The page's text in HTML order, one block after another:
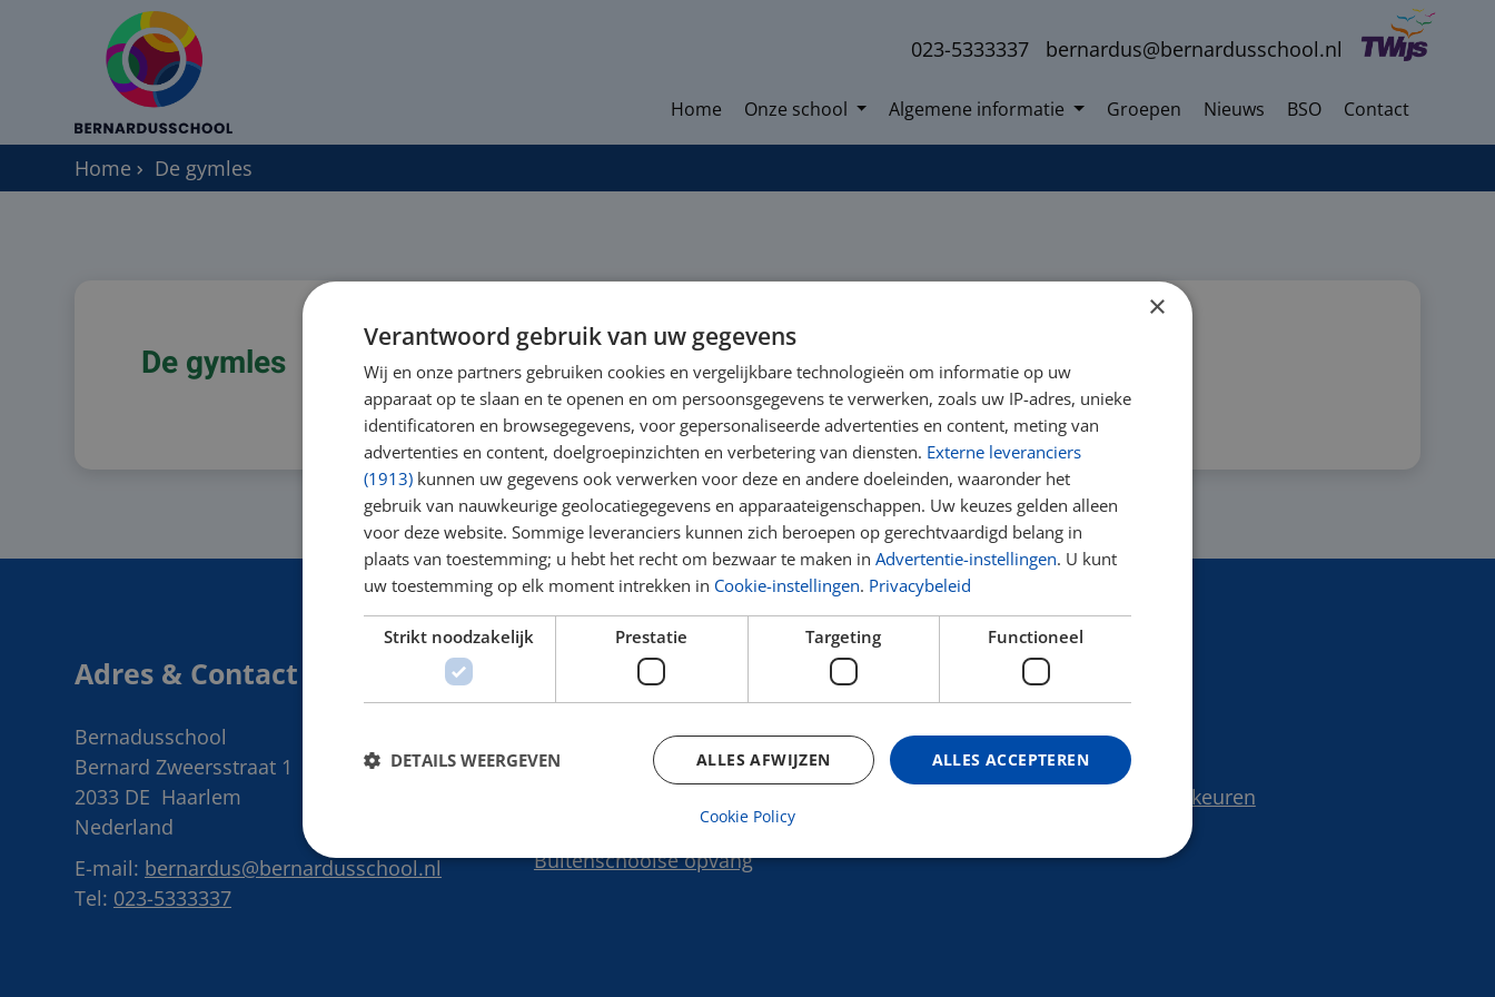
023-5333337 bernardus@bernardusschool.nl
Home Onze school Algemene informatie Groepen Nieuws BSO Contact
Home De gymles
De gymles
Adres & Contact
Bernadusschool
Bernard Zweersstraat 1
2033 DE Haarlem
Nederland
E-mail: bernardus@bernardusschool.nl
Tel: 023-5333337
Extra navigatie
Schooldocumenten
Schooltijden en vakanties
Buitenschoolse opvang
TWijs pagina's
Over TWijs
Privacy Statement
Wijzig uw cookievoorkeuren
×
Verantwoord gebruik van uw gegevens
Wij en onze partners gebruiken cookies en vergelijkbare technologieën om informatie op uw
apparaat op te slaan en te openen en om persoonsgegevens te verwerken, zoals uw IP-adres, unieke
identificatoren en browsegegevens, voor gepersonaliseerde advertenties en content, meting van
advertenties en content, doelgroepinzichten en verbetering van diensten. Externe leveranciers
(1913) kunnen uw gegevens ook verwerken voor deze en andere doeleinden, waaronder het
gebruik van nauwkeurige geolocatiegegevens en apparaateigenschappen. Uw keuzes gelden alleen
voor deze website. Sommige leveranciers kunnen zich beroepen op gerechtvaardigd belang in
plaats van toestemming; u hebt het recht om bezwaar te maken in Advertentie-instellingen. U kunt
uw toestemming op elk moment intrekken in Cookie-instellingen. Privacybeleid
Strikt noodzakelijk Prestatie Targeting Functioneel
ALLES ACCEPTEREN
ALLES AFWIJZEN
DETAILS WEERGEVEN
Cookie Policy